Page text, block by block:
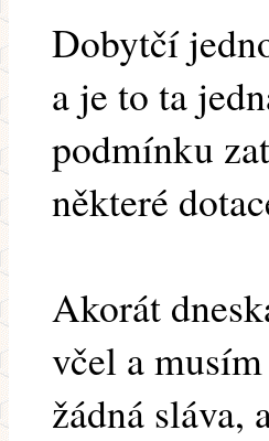
Dobytčí
a je to ta
podmínku
některé
Akorát
včel a
žádná sláva,